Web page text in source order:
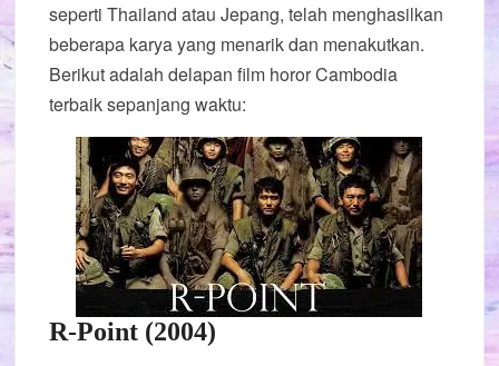
seperti Thailand atau Jepang, telah menghasilkan
beberapa karya yang menarik dan menakutkan.
Berikut adalah delapan film horor Cambodia
terbaik sepanjang waktu:
R-Point (2004)